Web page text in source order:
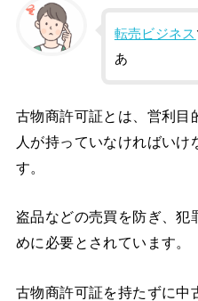
転売ビジネス
あ
古物商許可証とは、営利目
人が持っていなければいけ
す。
盗品などの売買を防ぎ、犯
めに必要とされています。
古物商許可証を持たずに中